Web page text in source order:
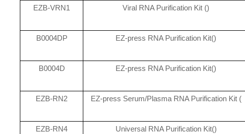
EZB-VRN1 Viral RNA Purification Kit ()
B0004DP EZ-press RNA Purification Kit()
B0004D EZ-press RNA Purification Kit()
EZB-RN2 EZ-press Serum/Plasma RNA Purification Kit (
EZB-RN4 Universal RNA Purification Kit()